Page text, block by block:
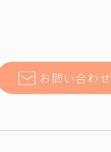
お問い合わせ